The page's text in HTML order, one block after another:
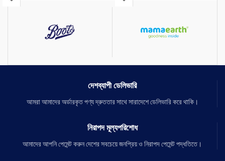
UV 40 আছে যা স্কিনকে প্রোটেকশন দিবে
দেশব্যাপী ডেলিভারি
আমরা আমাদের অর্ডারকৃত পণ্য দ্রুততার সাথে সারাদেশে ডেলিভারি করে থাকি।
নিরাপদ মূল্যপরিশোধ
আমাদের আপনি পেমেন্ট করুন দেশের সবচেয়ে জনপ্রিয় ও নিরাপদ পেমেন্ট পদ্ধতিতে।